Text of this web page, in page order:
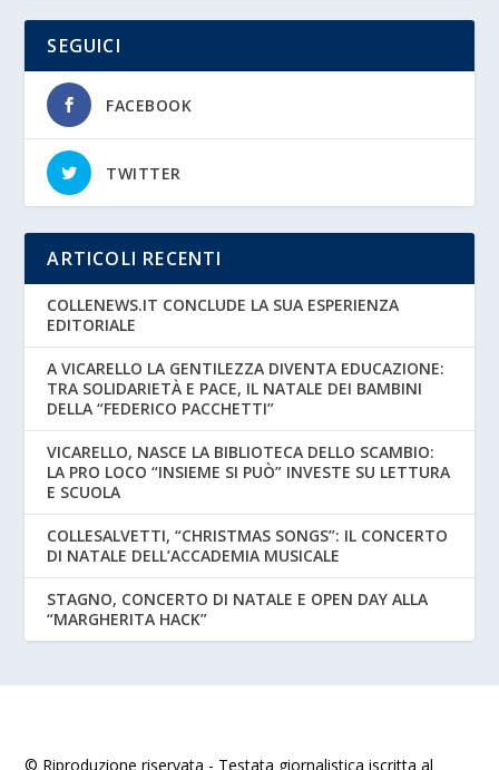
SEGUICI
FACEBOOK
TWITTER
ARTICOLI RECENTI
COLLENEWS.IT CONCLUDE LA SUA ESPERIENZA
EDITORIALE
A VICARELLO LA GENTILEZZA DIVENTA EDUCAZIONE:
TRA SOLIDARIETÀ E PACE, IL NATALE DEI BAMBINI
DELLA “FEDERICO PACCHETTI”
VICARELLO, NASCE LA BIBLIOTECA DELLO SCAMBIO:
LA PRO LOCO “INSIEME SI PUÒ” INVESTE SU LETTURA
E SCUOLA
COLLESALVETTI, “CHRISTMAS SONGS”: IL CONCERTO
DI NATALE DELL’ACCADEMIA MUSICALE
STAGNO, CONCERTO DI NATALE E OPEN DAY ALLA
“MARGHERITA HACK”
© Riproduzione riservata - Testata giornalistica iscritta al